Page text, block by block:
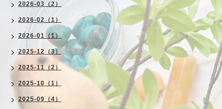
2026-03（2）
2026-02（1）
2026-01（1）
2025-12（3）
2025-11（2）
2025-10（1）
2025-09（4）